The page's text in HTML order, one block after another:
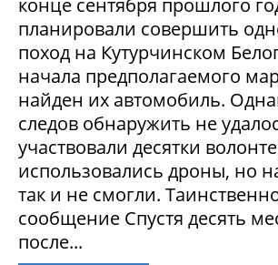
планировали совершить
поход на Кутурчинском
начала предполагаемого
найден их автомобиль.
следов обнаружить не
участвовали десятки
использовались дроны, но
так и не смогли.
сообщение Спустя десять
после...